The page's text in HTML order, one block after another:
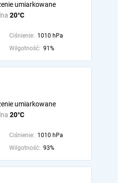
20°C
umiarkowane
Ciśnienie: 1010 hPa
Wilgotność: 91%
20°C
umiarkowane
Ciśnienie: 1010 hPa
Wilgotność: 93%